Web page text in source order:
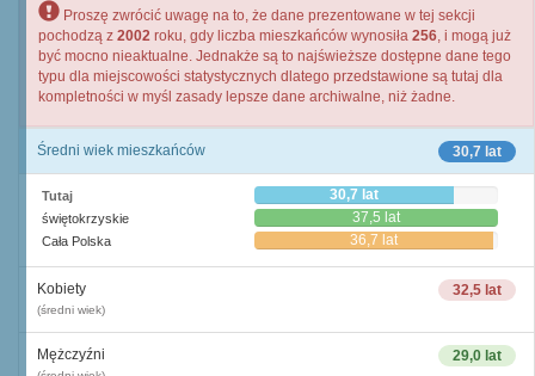
Proszę zwrócić uwagę na to, że dane prezentowane w tej sekcji
pochodzą z 2002 roku, gdy liczba mieszkańców wynosiła 256, i mogą już
być mocno nieaktualne. Jednakże są to najświeższe dostępne dane tego
typu dla miejscowości statystycznych dlatego przedstawione są tutaj dla
kompletności w myśl zasady lepsze dane archiwalne, niż żadne.
30,7 lat
Średni wiek mieszkańców
Tutaj 30,7 lat
świętokrzyskie 37,5 lat
Cała Polska 36,7 lat
32,5 lat
Kobiety
(średni wiek)
29,0 lat
Mężczyźni